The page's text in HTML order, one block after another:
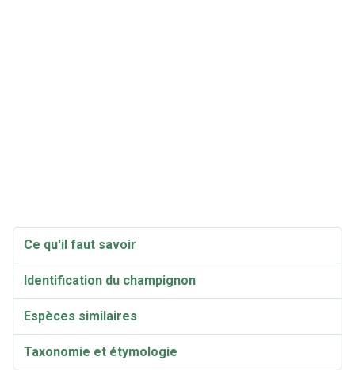
Ce qu'il faut savoir
Identification du champignon
Espèces similaires
Taxonomie et étymologie